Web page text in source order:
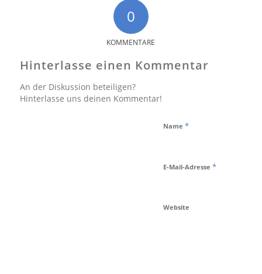
0
KOMMENTARE
Hinterlasse einen Kommentar
An der Diskussion beteiligen?
Hinterlasse uns deinen Kommentar!
Name *
E-Mail-Adresse *
Website